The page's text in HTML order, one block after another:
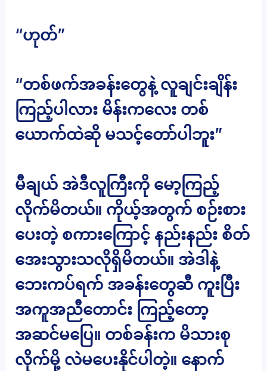
“ဟုတ်”
“တစ်ဖက်အခန်းတွေနဲ့ လူချင်းချိန်း
ကြည့်ပါလား မိန်းကလေး တစ်
ယောက်ထဲဆို မသင့်တော်ပါဘူး”
မီချယ် အဲဒီလူကြီးကို မော့ကြည့်
လိုက်မိတယ်။ ကိုယ့်အတွက် စဉ်းစား
ပေးတဲ့ စကားကြောင့် နည်းနည်း စိတ်
အေးသွားသလိုရှိမိတယ်။ အဲဒါနဲ့
ဘေးကပ်ရက် အခန်းတွေဆီ ကူးပြီး
အကူအညီတောင်း ကြည့်တော့
အဆင်မပြေ။ တစ်ခန်းက မိသားစု
လိုက်မို့ လဲမပေးနိုင်ပါတဲ့။ နောက်